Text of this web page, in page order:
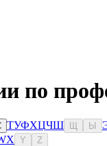
по
ТУФХЦЧШ Ы
X Y Z